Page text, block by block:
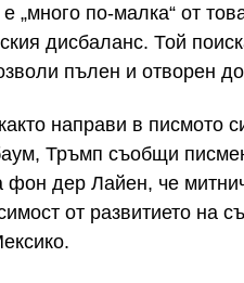
е „много по-малка“ от
дисбаланс. Той
пълен и отворен
направи в писмото
Тръмп съобщи
фон дер Лайен, че
от развитието на